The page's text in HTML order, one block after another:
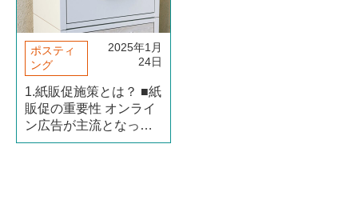
ポスティ
ング
2025年1月
24日
1.紙販促施策とは？ ■紙
販促の重要性 オンライ
ン広告が主流となった
現代においても、紙媒